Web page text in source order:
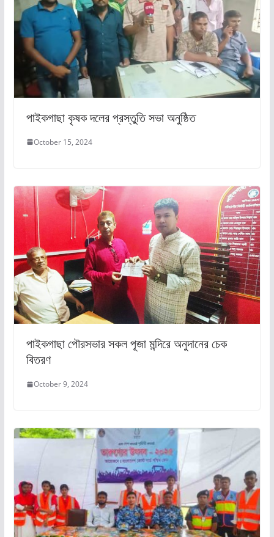
পাইকগাছা কৃষক দলের প্রস্তুতি সভা অনুষ্ঠিত
October 15, 2024
পাইকগাছা পৌরসভার সকল পূজা মন্দিরে অনুদানের চেক
বিতরণ
October 9, 2024